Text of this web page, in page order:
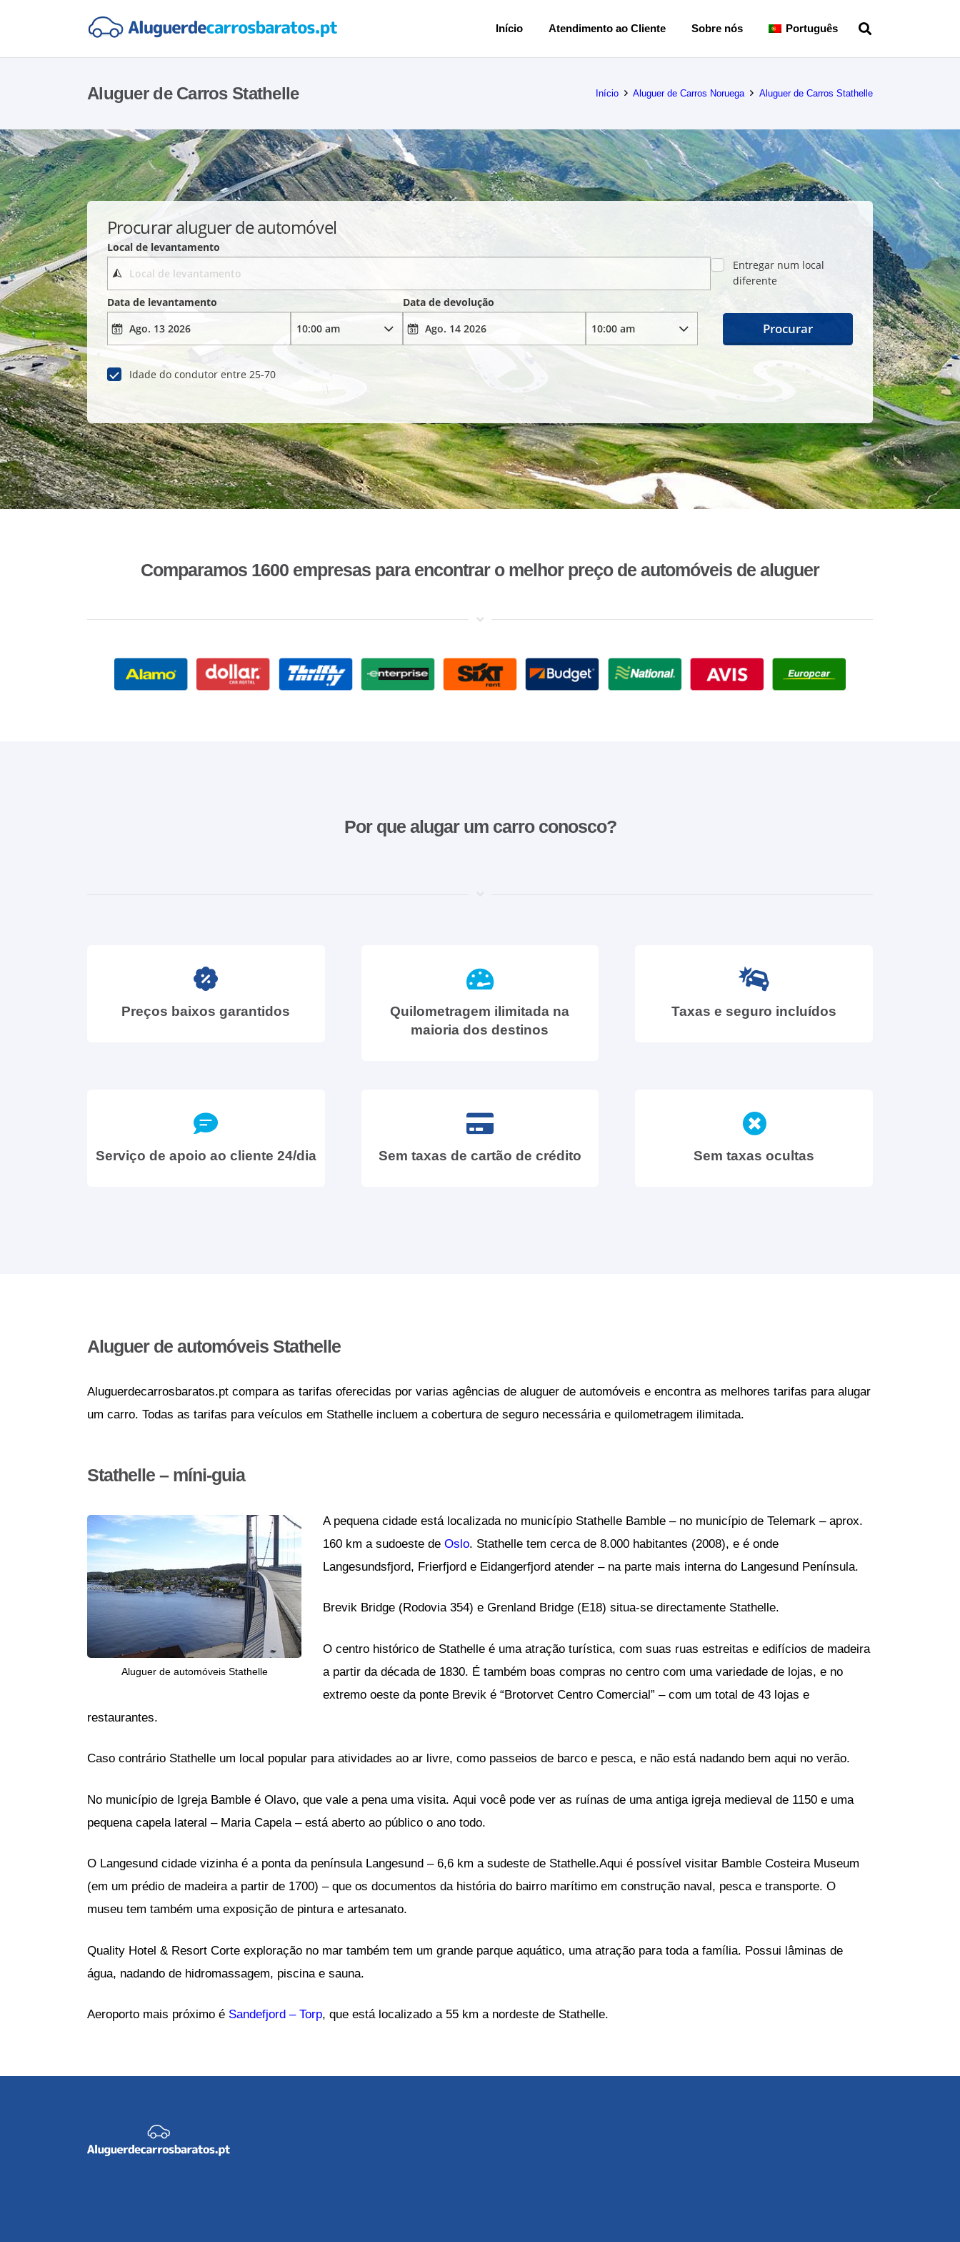
Início Atendimento ao Cliente Sobre nós Português
Aluguer de Carros Stathelle Início Aluguer de Carros Noruega Aluguer de Carros Stathelle
Procurar aluguer de automóvel
Local de levantamento
Entregar num local
diferente
Data de levantamento
Data de devolução
Idade do condutor entre 25-70
Procurar
Comparamos 1600 empresas para encontrar o melhor preço de automóveis de aluguer
Por que alugar um carro conosco?
Preços baixos garantidos
Quilometragem ilimitada na
maioria dos destinos
Taxas e seguro incluídos
Serviço de apoio ao cliente 24/dia Sem taxas de cartão de crédito Sem taxas ocultas
Aluguer de automóveis Stathelle
Aluguerdecarrosbaratos.pt compara as tarifas oferecidas por varias agências de aluguer de automóveis e encontra as melhores tarifas para alugar
um carro. Todas as tarifas para veículos em Stathelle incluem a cobertura de seguro necessária e quilometragem ilimitada.
Stathelle – míni-guia
Aluguer de automóveis Stathelle
A pequena cidade está localizada no município Stathelle Bamble – no município de Telemark – aprox.
160 km a sudoeste de Oslo. Stathelle tem cerca de 8.000 habitantes (2008), e é onde
Langesundsfjord, Frierfjord e Eidangerfjord atender – na parte mais interna do Langesund Península.
Brevik Bridge (Rodovia 354) e Grenland Bridge (E18) situa-se directamente Stathelle.
O centro histórico de Stathelle é uma atração turística, com suas ruas estreitas e edifícios de madeira
a partir da década de 1830. É também boas compras no centro com uma variedade de lojas, e no
extremo oeste da ponte Brevik é “Brotorvet Centro Comercial” – com um total de 43 lojas e
restaurantes.
Caso contrário Stathelle um local popular para atividades ao ar livre, como passeios de barco e pesca, e não está nadando bem aqui no verão.
No município de Igreja Bamble é Olavo, que vale a pena uma visita. Aqui você pode ver as ruínas de uma antiga igreja medieval de 1150 e uma
pequena capela lateral – Maria Capela – está aberto ao público o ano todo.
O Langesund cidade vizinha é a ponta da península Langesund – 6,6 km a sudeste de Stathelle.Aqui é possível visitar Bamble Costeira Museum
(em um prédio de madeira a partir de 1700) – que os documentos da história do bairro marítimo em construção naval, pesca e transporte. O
museu tem também uma exposição de pintura e artesanato.
Quality Hotel & Resort Corte exploração no mar também tem um grande parque aquático, uma atração para toda a família. Possui lâminas de
água, nadando de hidromassagem, piscina e sauna.
Aeroporto mais próximo é Sandefjord – Torp, que está localizado a 55 km a nordeste de Stathelle.